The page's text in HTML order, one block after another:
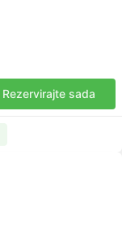
Rezervirajte sada